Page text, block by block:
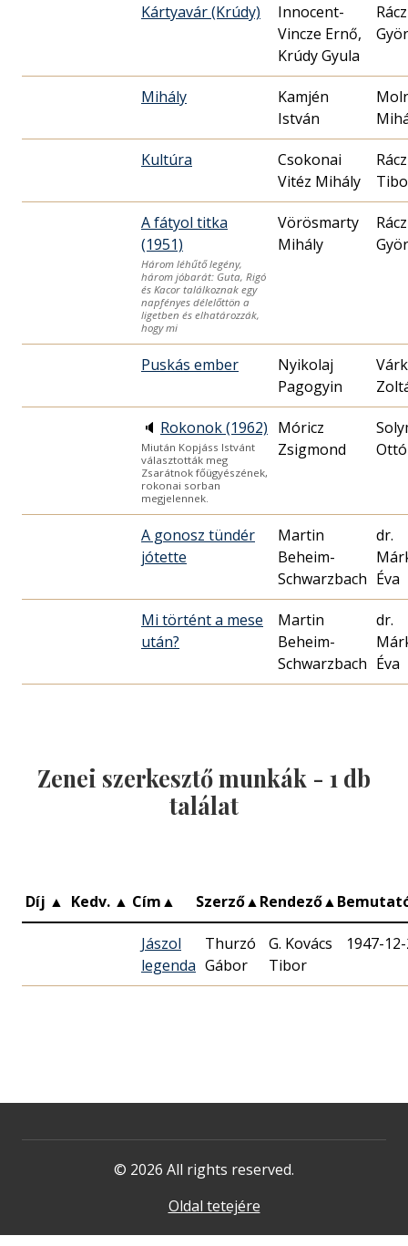
Kártyavár (Krúdy)
Innocent-
Vincze Ernő,
Krúdy Gyula
Rácz
Mihály
Kamjén
István
Kultúra
Csokonai
Vitéz Mihály
Rácz
A fátyol titka
(1951)
Három léhűtő legény,
három jóbarát: Guta, Rigó
és Kacor találkoznak egy
napfényes délelőttön a
ligetben és elhatározzák,
hogy mi
Vörösmarty
Mihály
Rácz
Puskás ember
Nyikolaj
Pagogyin
🔈 Rokonok (1962)
Miután Kopjáss ​Istvánt
választották meg
Zsarátnok főügyészének,
rokonai sorban
megjelennek.
Móricz
Zsigmond
Ottó
A gonosz tündér
jótette
Martin
Beheim-
Schwarzbach
dr.
Éva
Mi történt a mese
után?
Martin
Beheim-
Schwarzbach
dr.
Éva
Zenei szerkesztő munkák - 1 db
találat
Díj ▲ Kedv. ▲ Cím▲ Szerző▲Rendező▲
Jászol
legenda
Thurzó
G. Kovács
Tibor
1947-
© 2026 All rights reserved.
Oldal tetejére